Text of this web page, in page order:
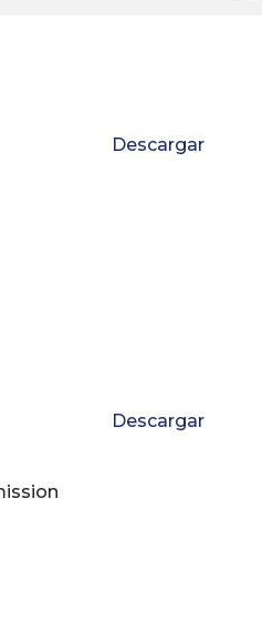
Descargar
Descargar